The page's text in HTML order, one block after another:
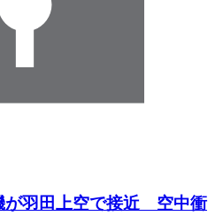
が羽田上空で接近 空中衝